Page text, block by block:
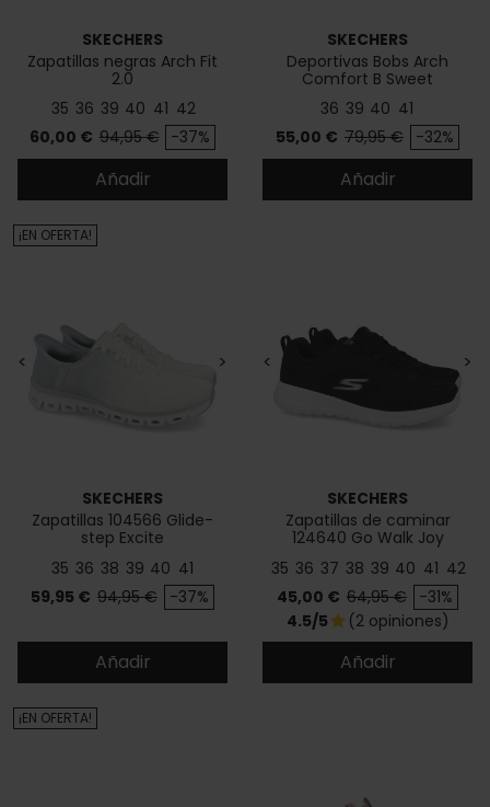
SKECHERS
Zapatillas negras Arch Fit
2.0
35 36 39 40 41 42
Precio
60,00 € Precio base
94,95 € -37%
Añadir
SKECHERS
Deportivas Bobs Arch
Comfort B Sweet
36 39 40 41
Precio
55,00 € Precio base
79,95 € -32%
Añadir
< >
SKECHERS
Zapatillas 104566 Glide-
step Excite
35 36 38 39 40 41
Precio
59,95 € Precio base
94,95 € -37%
¡EN OFERTA!
Añadir
< >
SKECHERS
Zapatillas de caminar
124640 Go Walk Joy
35 36 37 38 39 40 41 42
Precio
45,00 € Precio base
64,95 € -31%
4.5/5star (2 opiniones)
Añadir
¡EN OFERTA!